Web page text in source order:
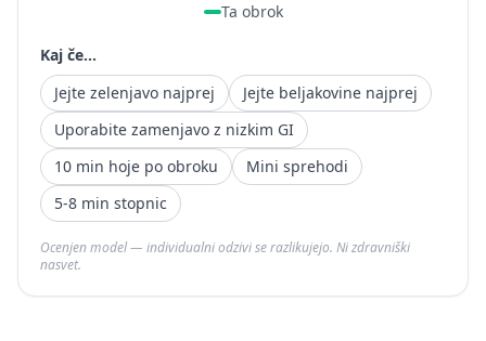
Ta obrok
Kaj če...
Jejte zelenjavo najprej
Jejte beljakovine najprej
Uporabite zamenjavo z nizkim GI
10 min hoje po obroku
Mini sprehodi
5-8 min stopnic
Ocenjen model — individualni odzivi se razlikujejo. Ni zdravniški
nasvet.